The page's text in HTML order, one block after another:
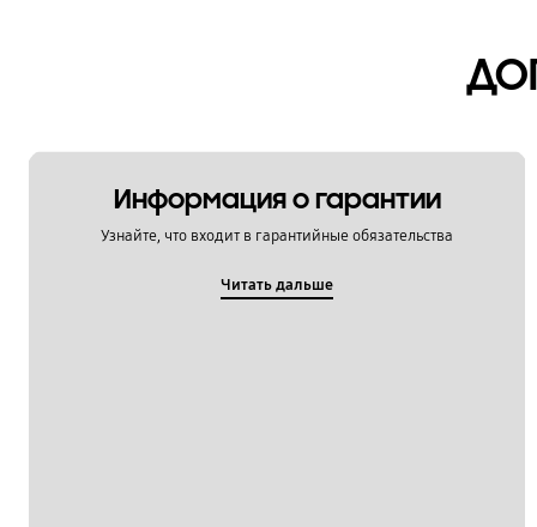
Приложения
Информация о гарантии
Узнайте, что входит в гарантийные обязательства
Читать дальше